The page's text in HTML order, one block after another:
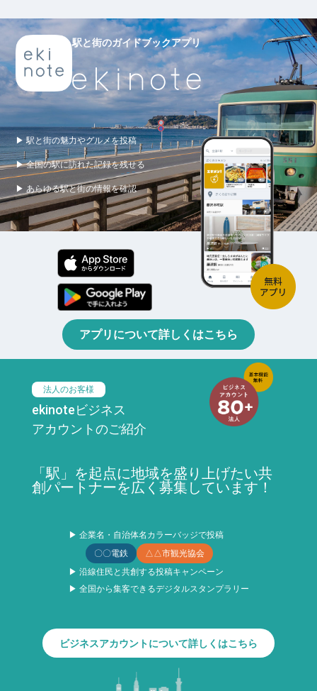
駅と街のガイドブックアプリ
▶ 駅と街の魅力やグルメを投稿
▶ 全国の駅に訪れた記録を残せる
▶ あらゆる駅と街の情報を確認
アプリについて詳しくはこちら
法人のお客様
ekinoteビジネス
アカウントのご紹介
「駅」を起点に地域を盛り上げたい共
創パートナーを広く募集しています！
▶ 企業名・自治体名カラーバッジで投稿
〇〇電鉄
△△市観光協会
▶ 沿線住民と共創する投稿キャンペーン
▶ 全国から集客できるデジタルスタンプラリー
ビジネスアカウントについて詳しくはこちら